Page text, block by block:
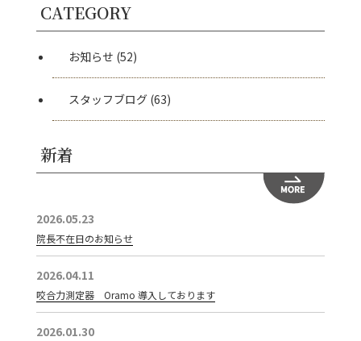
CATEGORY
お知らせ (52)
スタッフブログ(63)
新着
2026.05.23
院長不在日のお知らせ
2026.04.11
咬合力測定器 Oramo 導入しております
2026.01.30